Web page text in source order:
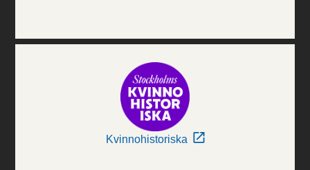
Kvinnohistoriska